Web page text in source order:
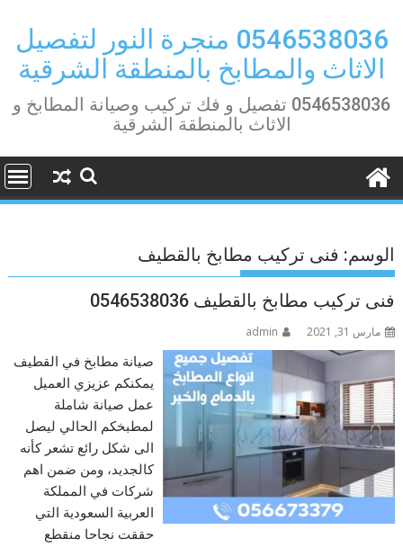
content
0546538036 منجرة النور لتفصيل
الاثاث والمطابخ بالمنطقة الشرقية
0546538036 تفصيل و فك تركيب وصيانة المطابخ و
الاثاث بالمنطقة الشرقية
الوسم: فنى تركيب مطابخ بالقطيف
فنى تركيب مطابخ بالقطيف 0546538036
مارس 31, 2021 admin
صيانة مطابخ في القطيف
يمكنكم عزيزي العميل
عمل صيانة شاملة
لمطبخكم الحالي ليصل
الى شكل رائع تشعر كأنه
كالجديد، ومن ضمن اهم
شركات في المملكة
العربية السعودية التي
حققت نجاحا منقطع